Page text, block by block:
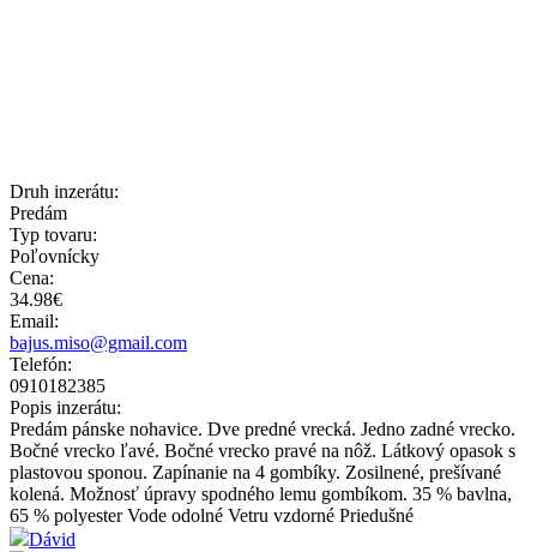
Druh inzerátu:
Predám
Typ tovaru:
Poľovnícky
Cena:
34.98€
Email:
bajus.miso@gmail.com
Telefón:
0910182385
Popis inzerátu:
Predám pánske nohavice. Dve predné vrecká. Jedno zadné vrecko.
Bočné vrecko ľavé. Bočné vrecko pravé na nôž. Látkový opasok s
plastovou sponou. Zapínanie na 4 gombíky. Zosilnené, prešívané
kolená. Možnosť úpravy spodného lemu gombíkom. 35 % bavlna,
65 % polyester Vode odolné Vetru vzdorné Priedušné
Dávid